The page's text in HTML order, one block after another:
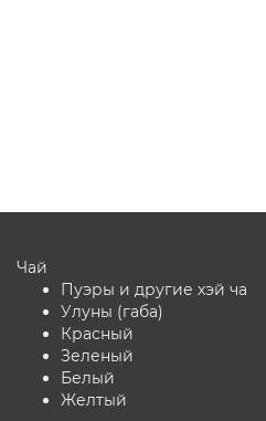
Чай
Пуэры и другие хэй ча
Улуны (габа)
Красный
Зеленый
Белый
Желтый